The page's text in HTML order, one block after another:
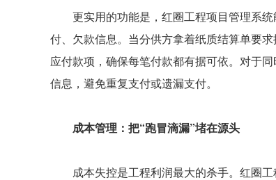
更实用的功能是，红圈工程项目管理系统
付、欠款信息。当分供方拿着纸质结算单要
应付款项，确保每笔付款都有据可依。对于
信息，避免重复支付或遗漏支付。
成本管理：把“跑冒滴漏”堵在源头
成本失控是工程利润最大的杀手。红圈工